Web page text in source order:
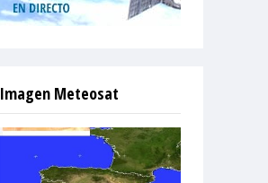
Imagen Meteosat